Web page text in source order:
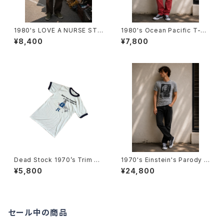
1980's LOVE A NURSE STA
T TRIM T-Shirts -1980年代
霜降りリンガーTシャツ-
¥8,400
1980's Ocean Pacific T-Sh
irts -1985年 オーシャン・パシ
フィックTシャツ-
¥7,800
Dead Stock 1970’s Trim T-
Shirts -デッドストック 1970年
代 リンガーTシャツ-
¥5,800
1970's Einstein's Parody T
-Shirts -1970年代 アインシュ
タイン・パロディTシャツ-
¥24,800
セール中の商品